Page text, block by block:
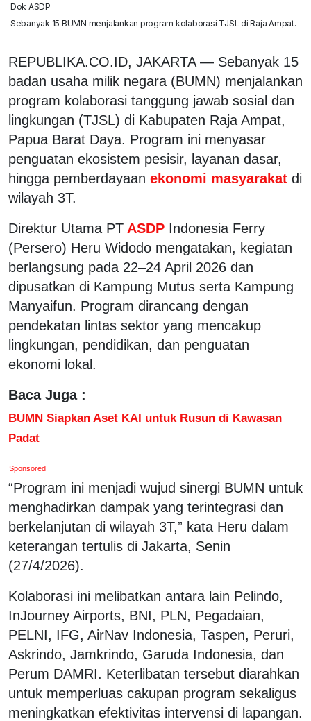
Dok ASDP
Sebanyak 15 BUMN menjalankan program kolaborasi TJSL di Raja Ampat.
REPUBLIKA.CO.ID, JAKARTA — Sebanyak 15
badan usaha milik negara (BUMN) menjalankan
program kolaborasi tanggung jawab sosial dan
lingkungan (TJSL) di Kabupaten Raja Ampat,
Papua Barat Daya. Program ini menyasar
penguatan ekosistem pesisir, layanan dasar,
hingga pemberdayaan ekonomi masyarakat di
wilayah 3T.
Direktur Utama PT ASDP Indonesia Ferry
(Persero) Heru Widodo mengatakan, kegiatan
berlangsung pada 22–24 April 2026 dan
dipusatkan di Kampung Mutus serta Kampung
Manyaifun. Program dirancang dengan
pendekatan lintas sektor yang mencakup
lingkungan, pendidikan, dan penguatan
ekonomi lokal.
Baca Juga :
BUMN Siapkan Aset KAI untuk Rusun di Kawasan
Padat
Sponsored
“Program ini menjadi wujud sinergi BUMN untuk
menghadirkan dampak yang terintegrasi dan
berkelanjutan di wilayah 3T,” kata Heru dalam
keterangan tertulis di Jakarta, Senin
(27/4/2026).
Kolaborasi ini melibatkan antara lain Pelindo,
InJourney Airports, BNI, PLN, Pegadaian,
PELNI, IFG, AirNav Indonesia, Taspen, Peruri,
Askrindo, Jamkrindo, Garuda Indonesia, dan
Perum DAMRI. Keterlibatan tersebut diarahkan
untuk memperluas cakupan program sekaligus
meningkatkan efektivitas intervensi di lapangan.